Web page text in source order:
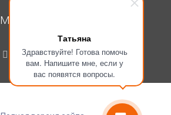
Татьяна
Здравствуйте! Готова помочь
вам. Напишите мне, если у
вас появятся вопросы.
МОЙ КАБИНЕТ
Регистрация